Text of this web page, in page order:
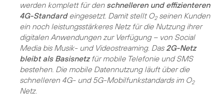
werden komplett für den schnelleren und effizienteren
4G-Standardeingesetzt. Damit stellt O2seinen Kunden
ein noch leistungsstärkeres Netz für die Nutzung ihrer
digitalen Anwendungen zur Verfügung – von Social
Media bis Musik- und Videostreaming. Das 2G-Netz
bleibt als Basisnetzfür mobile Telefonie und SMS
bestehen. Die mobile Datennutzung läuft über die
schnelleren 4G- und 5G-Mobilfunkstandards im O2
Netz.